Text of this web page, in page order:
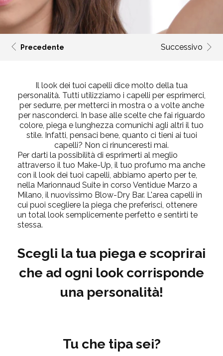
Precedente Successivo
Il look dei tuoi capelli dice molto della tua
personalità. Tutti utilizziamo i capelli per esprimerci,
per sedurre, per metterci in mostra o a volte anche
per nasconderci. In base alle scelte che fai riguardo
colore, piega e lunghezza comunichi agli altri il tuo
stile. Infatti, pensaci bene, quanto ci tieni ai tuoi
capelli? Non ci rinunceresti mai.
Per darti la possibilità di esprimerti al meglio
attraverso il tuo Make-Up, il tuo profumo ma anche
con il look dei tuoi capelli, abbiamo aperto per te,
nella Marionnaud Suite in corso Ventidue Marzo a
Milano, il nuovissimo Blow-Dry Bar. L'area capelli in
cui puoi scegliere la piega che preferisci, ottenere
un total look semplicemente perfetto e sentirti te
stessa.
Scegli la tua piega e scoprirai
che ad ogni look corrisponde
una personalità!
Tu che tipa sei?